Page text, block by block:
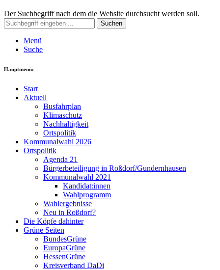
Der Suchbegriff nach dem die Website durchsucht werden soll.
Suchen
Menü
Suche
Hauptmenü:
Start
Aktuell
Busfahrplan
Klimaschutz
Nachhaltigkeit
Ortspolitik
Kommunalwahl 2026
Ortspolitik
Agenda 21
Bürgerbeteiligung in Roßdorf/Gundernhausen
Kommunalwahl 2021
Kandidat:innen
Wahlprogramm
Wahlergebnisse
Neu in Roßdorf?
Die Köpfe dahinter
Grüne Seiten
BundesGrüne
EuropaGrüne
HessenGrüne
Kreisverband DaDi